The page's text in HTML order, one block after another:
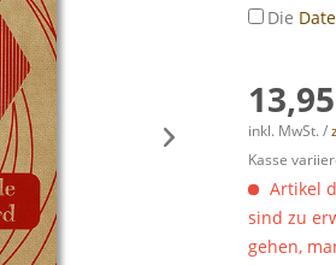
Die
inkl. MwSt. /
Kasse
Artikel
sind zu
gehen,